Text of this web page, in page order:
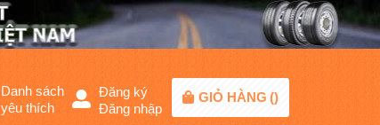
Danh sách
yêu thích
Đăng ký
Đăng nhập
GIỎ HÀNG ()